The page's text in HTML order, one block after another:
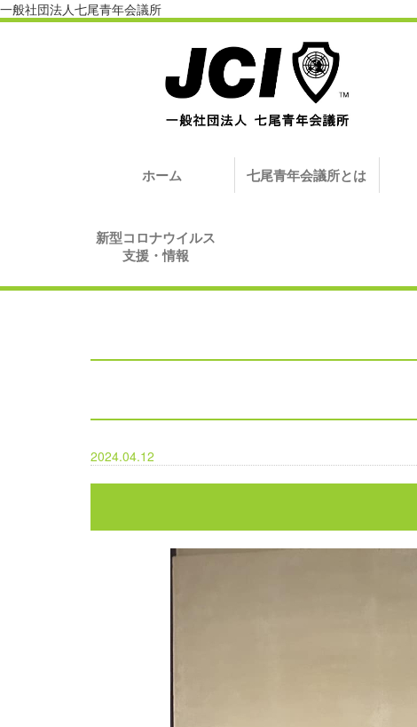
一般社団法人七尾青年会議所
ホーム 七尾青年会議所とは
新型コロナウイルス
支援・情報
2024.04.12